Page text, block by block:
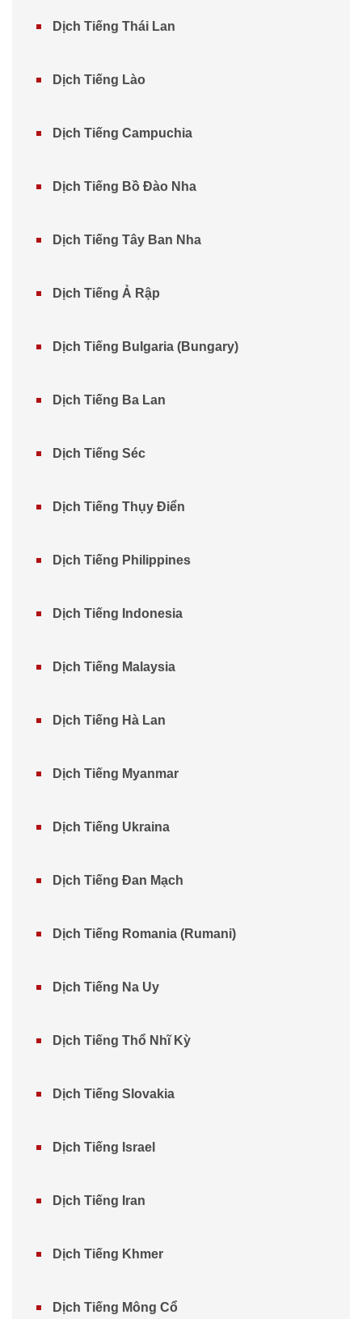
Dịch Tiếng Thái Lan
Dịch Tiếng Lào
Dịch Tiếng Campuchia
Dịch Tiếng Bồ Đào Nha
Dịch Tiếng Tây Ban Nha
Dịch Tiếng Ả Rập
Dịch Tiếng Bulgaria (Bungary)
Dịch Tiếng Ba Lan
Dịch Tiếng Séc
Dịch Tiếng Thụy Điển
Dịch Tiếng Philippines
Dịch Tiếng Indonesia
Dịch Tiếng Malaysia
Dịch Tiếng Hà Lan
Dịch Tiếng Myanmar
Dịch Tiếng Ukraina
Dịch Tiếng Đan Mạch
Dịch Tiếng Romania (Rumani)
Dịch Tiếng Na Uy
Dịch Tiếng Thổ Nhĩ Kỳ
Dịch Tiếng Slovakia
Dịch Tiếng Israel
Dịch Tiếng Iran
Dịch Tiếng Khmer
Dịch Tiếng Mông Cổ